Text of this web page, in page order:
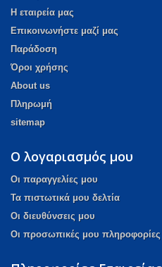
Η εταιρεία μας
Επικοινωνήστε μαζί μας
Παράδοση
Όροι χρήσης
About us
Πληρωμή
sitemap
Ο λογαριασμός μου
Οι παραγγελίες μου
Τα πιστωτικά μου δελτία
Οι διευθύνσεις μου
Οι προσωπικές μου πληροφορίες